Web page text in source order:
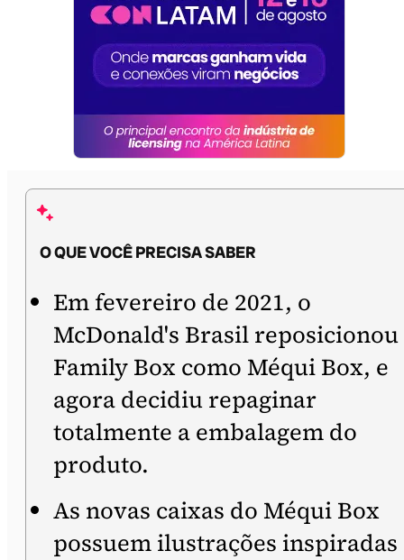
O QUE VOCÊ PRECISA SABER
Em fevereiro de 2021, o
McDonald's Brasil reposicionou
Family Box como Méqui Box, e
agora decidiu repaginar
totalmente a embalagem do
produto.
As novas caixas do Méqui Box
possuem ilustrações inspiradas